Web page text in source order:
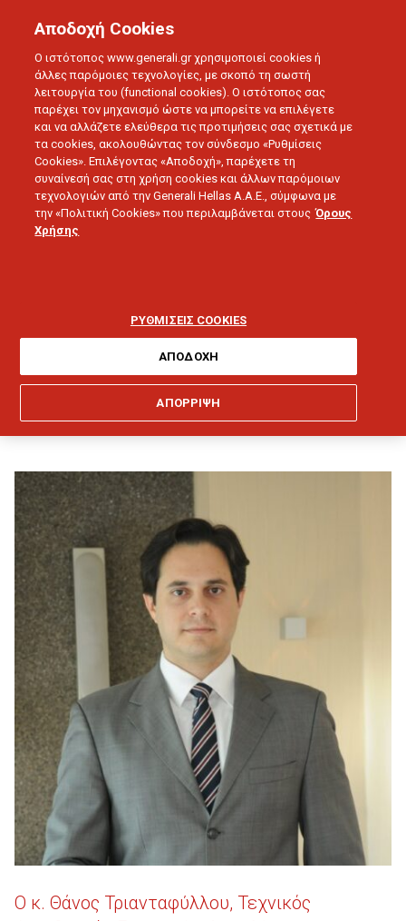
BLOG
ΣΥΝΕΝΤΕΥΞΕΙΣ
ΑΣΤΙΚΗ ΕΥΘΥΝΗ ΠΡΟΪΟΝΤΟΣ: ΟΜΙΛΙΑ ΣΤΟ “ΑΣΦΑΛΙΣΤΙΚΟ
MARKETING”
30.04.2018 - 5 λεπτά ανάγνωσης
Προϊόντος: Ομιλία στο
“Ασφαλιστικό
Marketing”
Ο κ. Θάνος Τριανταφύλλου, Τεχνικός
Αποδοχή Cookies
Ο ιστότοπος www.generali.gr χρησιμοποιεί cookies ή
άλλες παρόμοιες τεχνολογίες, με σκοπό τη σωστή
λειτουργία του (functional cookies). Ο ιστότοπος σας
παρέχει τον μηχανισμό ώστε να μπορείτε να επιλέγετε
και να αλλάζετε ελεύθερα τις προτιμήσεις σας σχετικά με
τα cookies, ακολουθώντας τον σύνδεσμο «Ρυθμίσεις
Cookies». Επιλέγοντας «Αποδοχή», παρέχετε τη
συναίνεσή σας στη χρήση cookies και άλλων παρόμοιων
τεχνολογιών από την Generali Hellas A.A.E., σύμφωνα με
την «Πολιτική Cookies» που περιλαμβάνεται στους Όρους
Χρήσης
ΡΥΘΜΙΣΕΙΣ COOKIES
ΑΠΟΡΡΙΨΗ
ΑΠΟΔΟΧΗ